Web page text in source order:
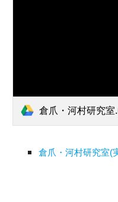
倉爪・河村研究室
倉爪・河村研究室(